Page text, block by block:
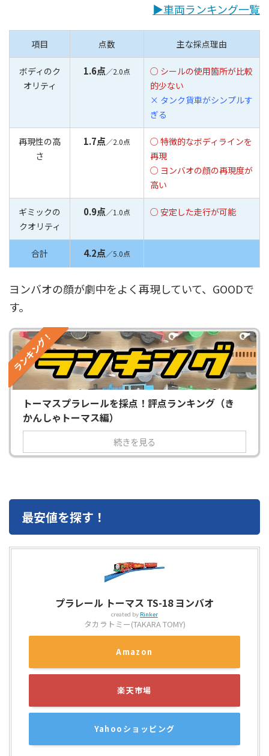
▶︎車両ランキング一覧
項目 点数 主な採点理由
ボディのク
オリティ
1.6点／2.0点
○ シールの使用箇所が比較
的少ない
× タンク貨車がシンプルす
ぎる
再現性の高
さ
1.7点／2.0点
○ 特徴的なボディラインを
再現
○ ヨンバオの顔の再現度が
高い
ギミックの
クオリティ
0.9点／1.0点 ○ 安定した走行が可能
合計 4.2点／5.0点
ヨンバオの顔が劇中をよく再現していて、GOODで
す。
ランキング！
トーマスプラレールを採点！評点ランキング（き
かんしゃトーマス編）
続きを見る
最安値を探す！
プラレール トーマス TS-18 ヨンバオ
created by Rinker
タカラトミー(TAKARA TOMY)
Amazon
楽天市場
Yahooショッピング